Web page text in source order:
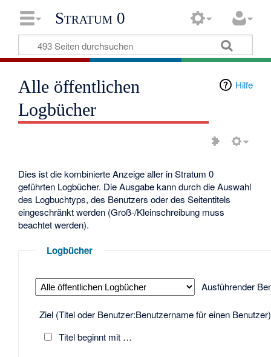
Stratum 0
Hilfe
Alle öffentlichen
Logbücher
Dies ist die kombinierte Anzeige aller in Stratum 0
geführten Logbücher. Die Ausgabe kann durch die Auswahl
des Logbuchtyps, des Benutzers oder des Seitentitels
eingeschränkt werden (Groß-/Kleinschreibung muss
beachtet werden).
Logbücher
Ausführender
Ziel (Titel oder Benutzer:Benutzername für einen
Titel beginnt mit …